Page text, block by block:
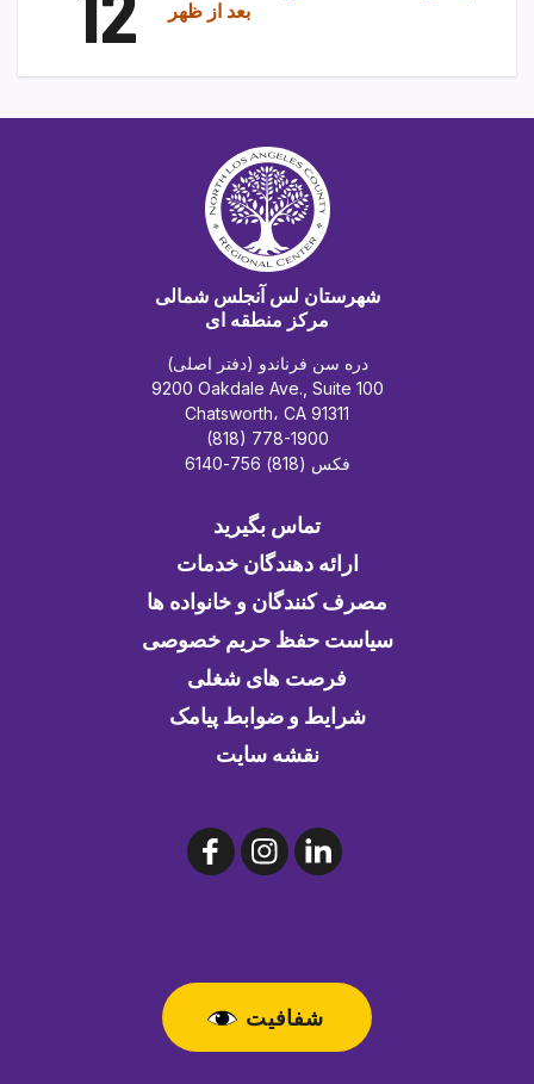
بعد از ظهر
شهرستان لس آنجلس شمالی
مرکز منطقه ای
دره سن فرناندو (دفتر اصلی)
9200 Oakdale Ave., Suite 100
Chatsworth، CA 91311
(818) 778-1900
فکس (818) 756-6140
تماس بگیرید
ارائه دهندگان خدمات
مصرف کنندگان و خانواده ها
سیاست حفظ حریم خصوصی
فرصت های شغلی
شرایط و ضوابط پیامک
نقشه سایت
شفافیت